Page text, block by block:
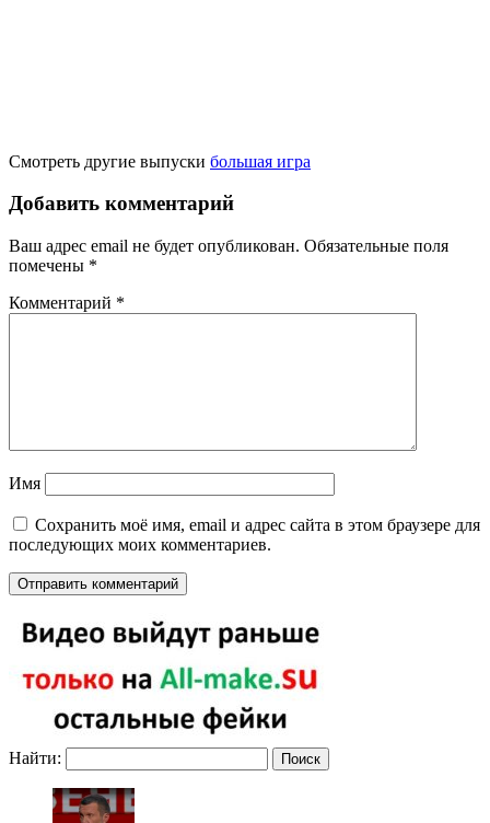
Смотреть другие выпуски большая игра
Добавить комментарий
Ваш адрес email не будет опубликован. Обязательные поля
помечены *
Комментарий *
Имя
Сохранить моё имя, email и адрес сайта в этом браузере для
последующих моих комментариев.
Найти: